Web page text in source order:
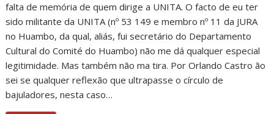
falta de memória de quem dirige a UNITA. O facto de eu ter
sido militante da UNITA (nº 53 149 e membro nº 11 da JURA
no Huambo, da qual, aliás, fui secretário do Departamento
Cultural do Comité do Huambo) não me dá qualquer especial
legitimidade. Mas também não ma tira. Por Orlando Castro ão
sei se qualquer reflexão que ultrapasse o círculo de
bajuladores, nesta caso…